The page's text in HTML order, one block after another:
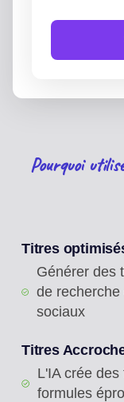
Pourquoi
Titres
Générer des
de
sociaux
Titres
L'IA crée
formules